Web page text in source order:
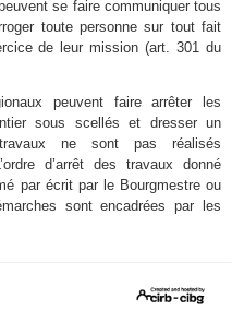
se faire communiquer tous
toute personne sur tout fait
de leur mission (art. 301 du
peuvent faire arrêter les
sous scellés et dresser un
ne sont pas réalisés
d’arrêt des travaux donné
par écrit par le Bourgmestre ou
sont encadrées par les